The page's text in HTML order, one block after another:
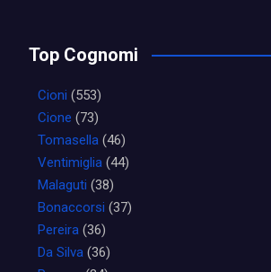
Top Cognomi
Cioni (553)
Cione (73)
Tomasella (46)
Ventimiglia (44)
Malaguti (38)
Bonaccorsi (37)
Pereira (36)
Da Silva (36)